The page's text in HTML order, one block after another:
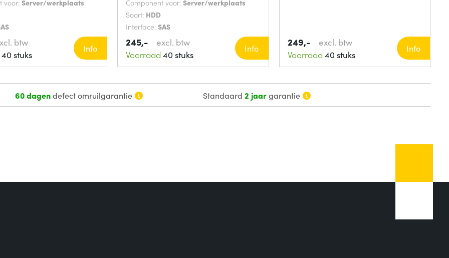
voor:Server/werkplaats
btw
40 stuks
Info
Component voor: Server/werkplaats
Soort: HDD
Interface: SAS
245,-
excl. btw
Voorraad 40 stuks
Info 249,-
excl. btw
Voorraad 40 stuks
Info
60 dagendefect omruilgarantie Standaard2 jaargarantie